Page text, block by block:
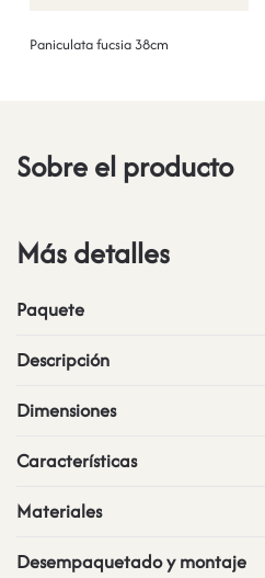
Paniculata fucsia 38cm
Sobre el producto
Más detalles
Paquete
Descripción
Dimensiones
Características
Materiales
Desempaquetado y montaje